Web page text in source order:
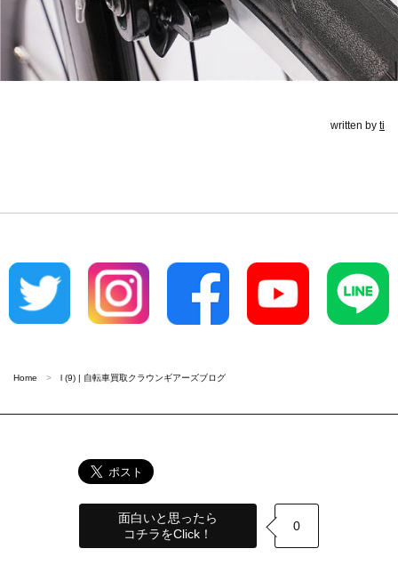
written by ti
Home l (9) | 自転車買取クラウンギアーズブログ
面白いと思ったら
コチラをClick！
0